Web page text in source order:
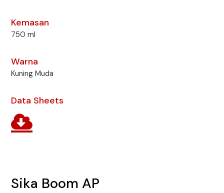
Kemasan
750 ml
Warna
Kuning Muda
Data Sheets
Sika Boom AP